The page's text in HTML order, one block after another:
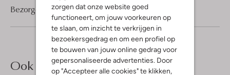
zorgen dat onze website goed
functioneert, om jouw voorkeuren op
te slaan, om inzicht te verkrijgen in
bezoekersgedrag en om een profiel op
te bouwen van jouw online gedrag voor
gepersonaliseerde advertenties. Door
op "Accepteer alle cookies" te klikken,
Bezorgen & retourneren
Ook iets voor jou?